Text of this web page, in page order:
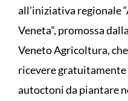
all’iniziativa regionale
Veneta”, promossa
Veneto Agricoltura,
ricevere
autoctoni da piantare